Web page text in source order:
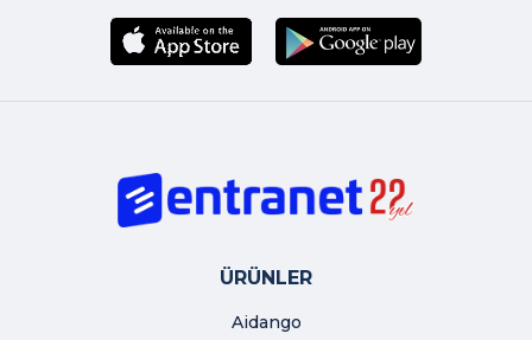
ÜRÜNLER
Aidango